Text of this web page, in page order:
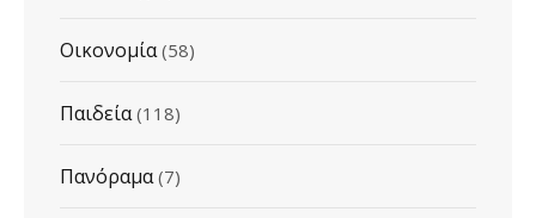
Οικονομία (58)
Παιδεία (118)
Πανόραμα (7)